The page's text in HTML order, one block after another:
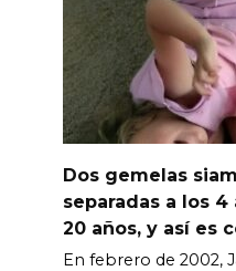
Dos gemelas
separadas a los
20 años, y así es
En febrero de 2002,